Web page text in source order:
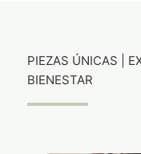
PIEZAS ÚNICAS |
BIENESTAR